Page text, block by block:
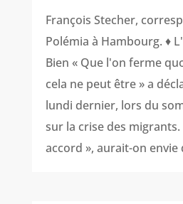
François Stecher,
Polémia à Hambourg. ♦
Bien « Que l'on ferme
cela ne peut être » a
lundi dernier, lors du
sur la crise des migrants.
accord », aurait-on envie